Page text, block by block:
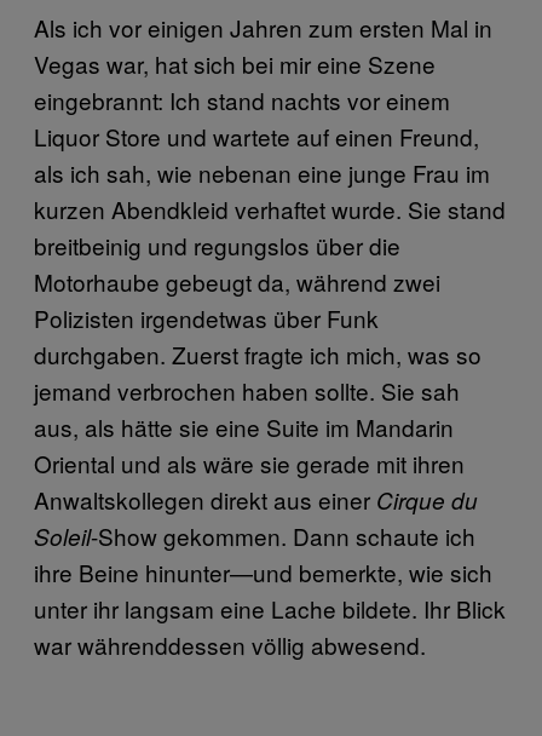
Als ich vor einigen Jahren zum ersten Mal in
Vegas war, hat sich bei mir eine Szene
eingebrannt: Ich stand nachts vor einem
Liquor Store und wartete auf einen Freund,
als ich sah, wie nebenan eine junge Frau im
kurzen Abendkleid verhaftet wurde. Sie stand
breitbeinig und regungslos über die
Motorhaube gebeugt da, während zwei
Polizisten irgendetwas über Funk
durchgaben. Zuerst fragte ich mich, was so
jemand verbrochen haben sollte. Sie sah
aus, als hätte sie eine Suite im Mandarin
Oriental und als wäre sie gerade mit ihren
Anwaltskollegen direkt aus einer Cirque du
Soleil-Show gekommen. Dann schaute ich
ihre Beine hinunter—und bemerkte, wie sich
unter ihr langsam eine Lache bildete. Ihr Blick
war währenddessen völlig abwesend.